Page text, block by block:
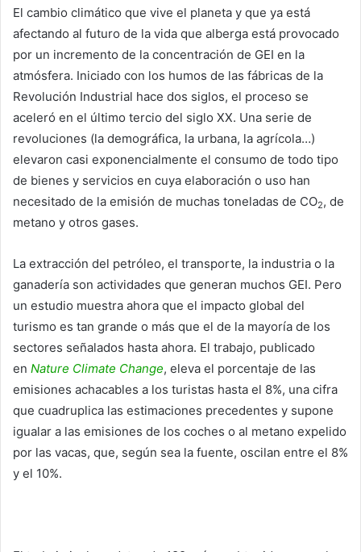
El cambio climático que vive el planeta y que ya está
afectando al futuro de la vida que alberga está provocado
por un incremento de la concentración de GEI en la
atmósfera. Iniciado con los humos de las fábricas de la
Revolución Industrial hace dos siglos, el proceso se
aceleró en el último tercio del siglo XX. Una serie de
revoluciones (la demográfica, la urbana, la agrícola…)
elevaron casi exponencialmente el consumo de todo tipo
de bienes y servicios en cuya elaboración o uso han
necesitado de la emisión de muchas toneladas de CO2, de
metano y otros gases.
La extracción del petróleo, el transporte, la industria o la
ganadería son actividades que generan muchos GEI. Pero
un estudio muestra ahora que el impacto global del
turismo es tan grande o más que el de la mayoría de los
sectores señalados hasta ahora. El trabajo, publicado
en Nature Climate Change, eleva el porcentaje de las
emisiones achacables a los turistas hasta el 8%, una cifra
que cuadruplica las estimaciones precedentes y supone
igualar a las emisiones de los coches o al metano expelido
por las vacas, que, según sea la fuente, oscilan entre el 8%
y el 10%.